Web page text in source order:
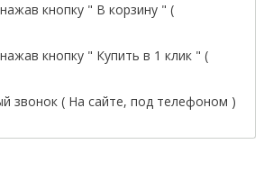
кнопку " В корзину " (
кнопку " Купить в 1 клик " (
звонок ( На сайте, под телефоном )